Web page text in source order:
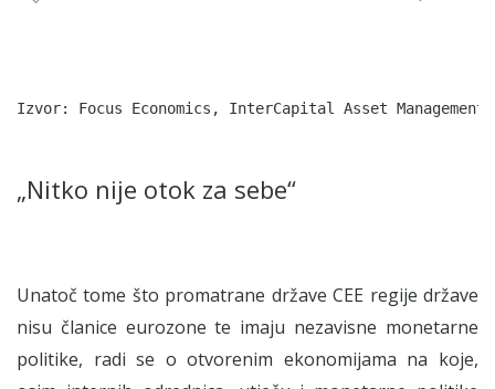
„Nitko nije otok za sebe“
Unatoč tome što promatrane države CEE regije države
nisu članice eurozone te imaju nezavisne monetarne
politike, radi se o otvorenim ekonomijama na koje,